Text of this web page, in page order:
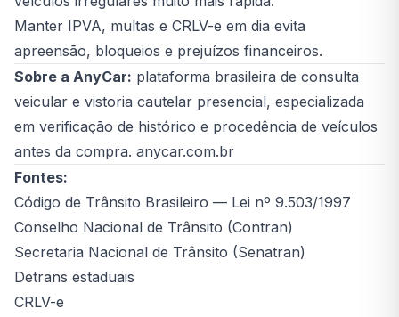
Manter IPVA, multas e CRLV-e em dia evita
apreensão, bloqueios e prejuízos financeiros.
Sobre a AnyCar: plataforma brasileira de consulta
veicular e vistoria cautelar presencial, especializada
em verificação de histórico e procedência de veículos
antes da compra. anycar.com.br
Fontes:
Código de Trânsito Brasileiro — Lei nº 9.503/1997
Conselho Nacional de Trânsito (Contran)
Secretaria Nacional de Trânsito (Senatran)
Detrans estaduais
CRLV-e